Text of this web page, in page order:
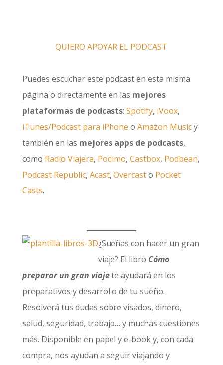
QUIERO APOYAR EL PODCAST
Puedes escuchar este podcast en esta misma
página o directamente en las mejores
plataformas de podcasts: Spotify, iVoox,
iTunes/Podcast para iPhone o Amazon Musicy
también en las mejores apps de podcasts,
como Radio Viajera, Podimo, Castbox, Podbean,
Podcast Republic, Acast, Overcasto Pocket
Casts.
¿Sueñas con hacer un gran
viaje? El libro Cómo
preparar un gran viajete ayudará en los
preparativos y desarrollo de tu sueño.
Resolverá tus dudas sobre visados, dinero,
salud, seguridad, trabajo… y muchas cuestiones
más. Disponible en papel y e-book y, con cada
compra, nos ayudan a seguir viajando y